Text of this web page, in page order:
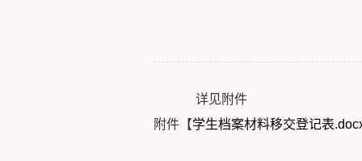
详见附件
附件【学生档案材料移交登记表